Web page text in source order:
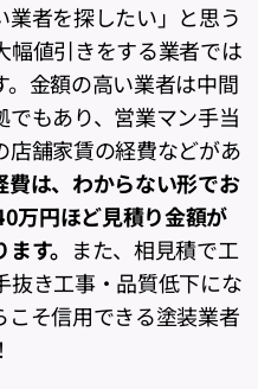
者を探したい」と思う
幅値引きをする業者では
金額の高い業者は中間
もあり、営業マン手当
店舗家賃の経費などがあ
は、わからない形でお
万円ほど見積り金額が
す。 また、相見積で工
抜き工事・品質低下にな
こそ信用できる塗装業者